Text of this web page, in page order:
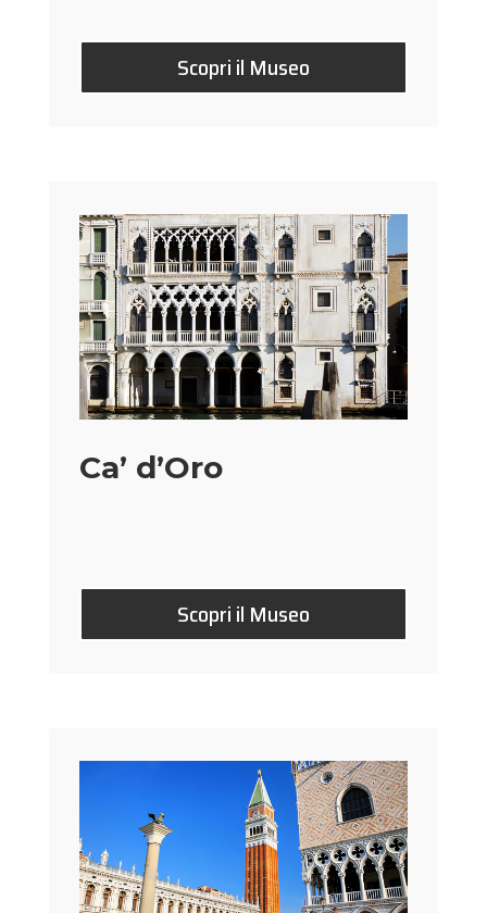
Scopri il Museo
Ca’ d’Oro
Scopri il Museo